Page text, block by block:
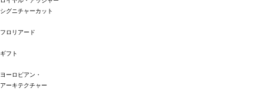
シグニチャーカット
フロリアード
ギフト
ヨーロピアン・
アーキテクチャー